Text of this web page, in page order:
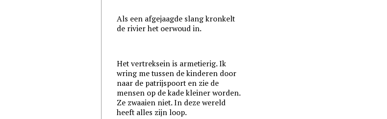
Als een afgejaagde slang kronkelt
de rivier het oerwoud in.
Het vertreksein is armetierig. Ik
wring me tussen de kinderen door
naar de patrijspoort en zie de
mensen op de kade kleiner worden.
Ze zwaaien niet. In deze wereld
heeft alles zijn loop.